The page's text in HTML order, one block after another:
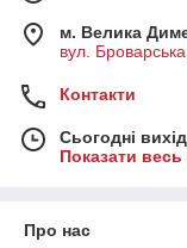
м. Велика
вул.
Контакти
Сьогодні
Показати
Про нас